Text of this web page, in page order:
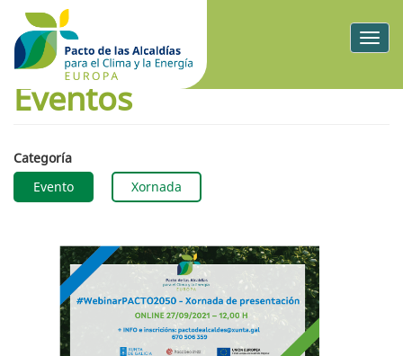
Eventos
Categoría
Evento
Xornada
#WebinarPACTO2050 - Presentación del nuevo Pacto 2050